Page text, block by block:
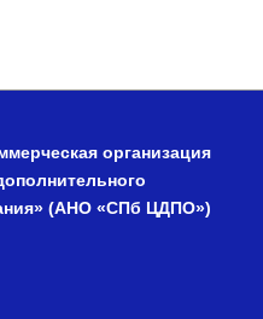
организация
(АНО «СПб ЦДПО»)